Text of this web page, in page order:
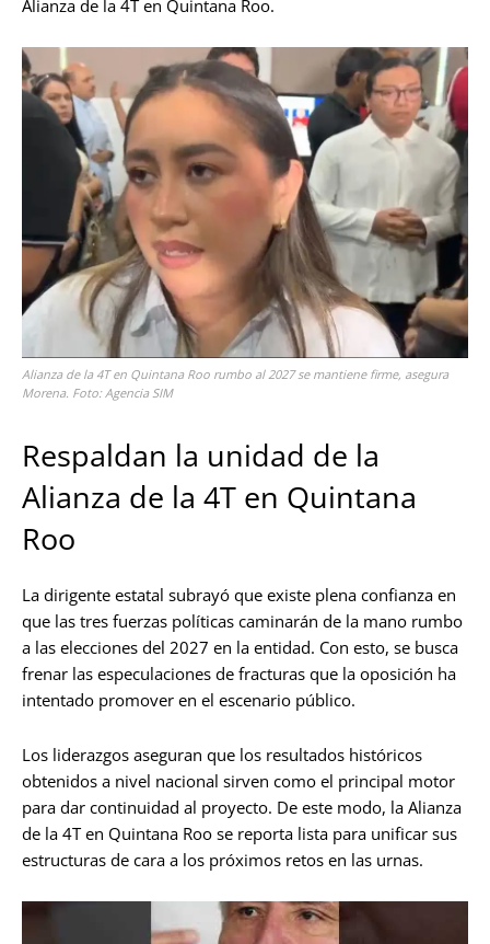
Alianza de la 4T en Quintana Roo.
Alianza de la 4T en Quintana Roo rumbo al 2027 se mantiene firme, asegura
Morena. Foto: Agencia SIM
Respaldan la unidad de la
Alianza de la 4T en Quintana
Roo
La dirigente estatal subrayó que existe plena confianza en
que las tres fuerzas políticas caminarán de la mano rumbo
a las elecciones del 2027 en la entidad. Con esto, se busca
frenar las especulaciones de fracturas que la oposición ha
intentado promover en el escenario público.
Los liderazgos aseguran que los resultados históricos
obtenidos a nivel nacional sirven como el principal motor
para dar continuidad al proyecto. De este modo, la Alianza
de la 4T en Quintana Roo se reporta lista para unificar sus
estructuras de cara a los próximos retos en las urnas.